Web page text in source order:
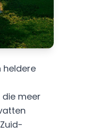
heldere
meer